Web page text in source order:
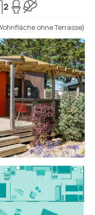
2
ohne Terrasse)